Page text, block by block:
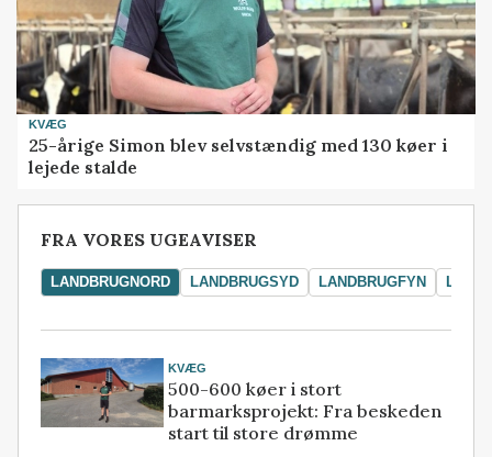
KVÆG
25-årige Simon blev selvstændig med 130 køer i
lejede stalde
FRA VORES UGEAVISER
LANDBRUGNORD LANDBRUGSYD LANDBRUGFYN
KVÆG
500-600 køer i stort
barmarksprojekt: Fra beskeden
start til store drømme